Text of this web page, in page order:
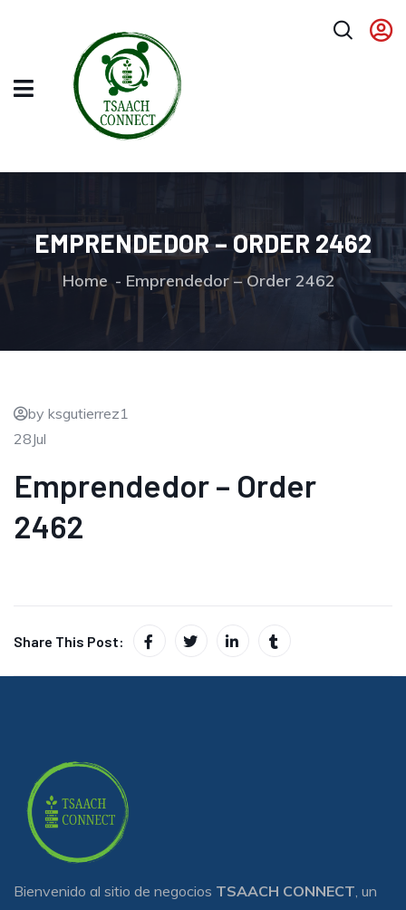
EMPRENDEDOR – ORDER 2462
Home Emprendedor – Order 2462
by ksgutierrez1
28Jul
Emprendedor – Order
2462
Share This Post:
Bienvenido al sitio de negocios TSAACH CONNECT, un